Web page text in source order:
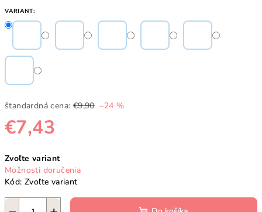
VARIANT:
štandardná cena: €9,90 –24 %
€7,43
cena:
Zvoľte variant
Možnosti doručenia
Kód: Zvoľte variant